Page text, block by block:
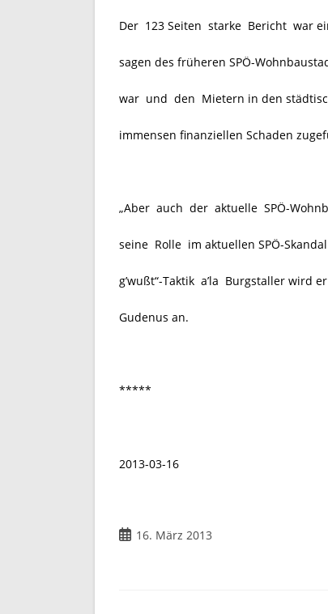
Der 123 Seiten starke Bericht war
sagen des früheren SPÖ-
war und den Mietern in den
immensen finanziellen Schaden
„Aber auch der aktuelle SPÖ-
seine Rolle im aktuellen SPÖ-
g’wußt“-Taktik a’la Burgstaller wird
Gudenus an.
*****
2013-03-16
Beitrag16. März 2013